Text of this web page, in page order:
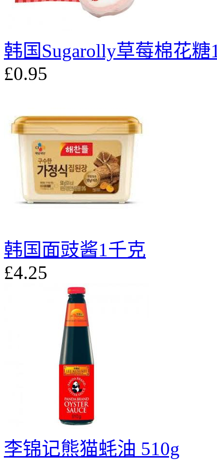
韩国Sugarolly草莓棉花糖
£0.95
韩国面豉酱1千克
£4.25
李锦记熊猫蚝油 510g